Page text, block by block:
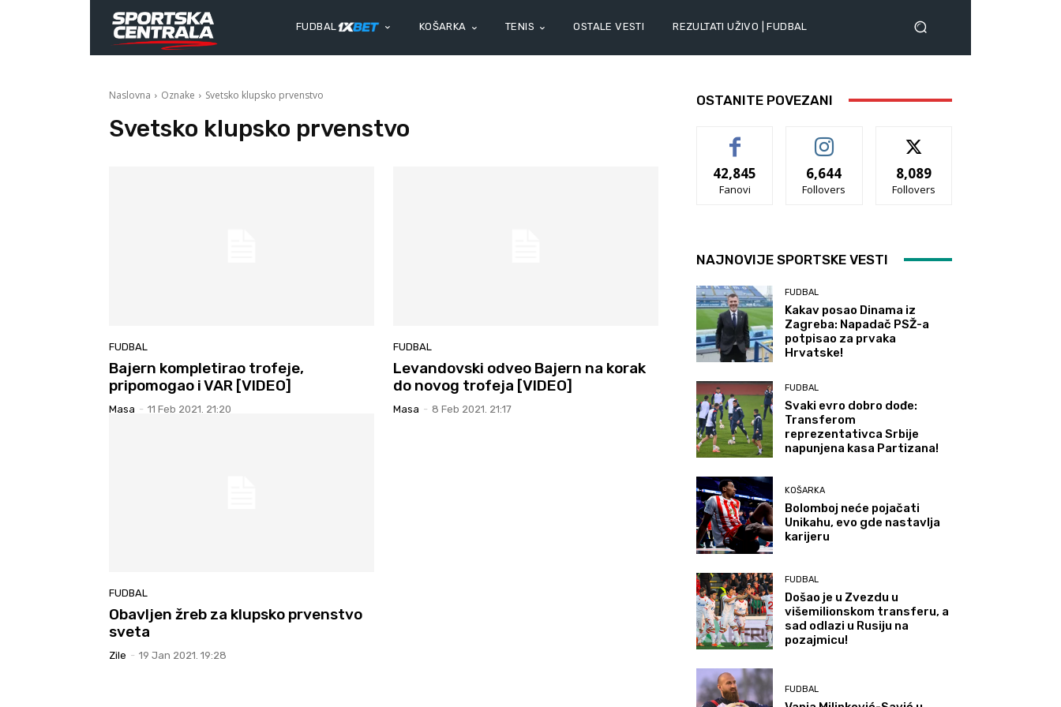
FUDBAL KOŠARKA TENIS OSTALE VESTI REZULTATI UŽIVO | FUDBAL
Naslovna Oznake Svetsko klupsko prvenstvo
Svetsko klupsko prvenstvo
FUDBAL
Bajern kompletirao trofeje,
pripomogao i VAR [VIDEO]
Masa - 11 Feb 2021. 21:20
FUDBAL
Levandovski odveo Bajern na korak
do novog trofeja [VIDEO]
Masa - 8 Feb 2021. 21:17
FUDBAL
Obavljen žreb za klupsko prvenstvo
sveta
Zile - 19 Jan 2021. 19:28
OSTANITE POVEZANI
42,845
Fanovi
6,644
Follovers
8,089
Follovers
NAJNOVIJE SPORTSKE VESTI
FUDBAL
Kakav posao Dinama iz
Zagreba: Napadač PSŽ-a
potpisao za prvaka
Hrvatske!
FUDBAL
Svaki evro dobro dođe:
Transferom
reprezentativca Srbije
napunjena kasa Partizana!
KOŠARKA
Bolomboj neće pojačati
Unikahu, evo gde nastavlja
karijeru
FUDBAL
Došao je u Zvezdu u
višemilionskom transferu, a
sad odlazi u Rusiju na
pozajmicu!
FUDBAL